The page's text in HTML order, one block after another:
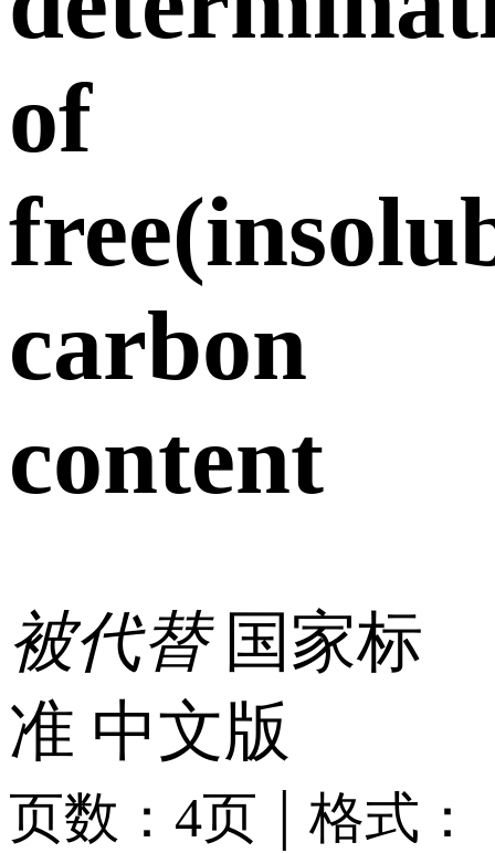
of
carbon
content
被代替 国家标
准 中文版
页数：4页 | 格式：